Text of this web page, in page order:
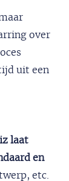
over
uit een
laat
en
etc.